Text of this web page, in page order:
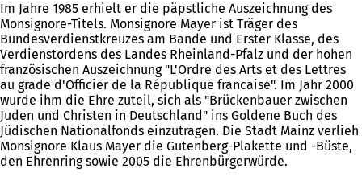
Im Jahre 1985 erhielt er die päpstliche Auszeichnung des
Monsignore-Titels. Monsignore Mayer ist Träger des
Bundesverdienstkreuzes am Bande und Erster Klasse, des
Verdienstordens des Landes Rheinland-Pfalz und der hohen
französischen Auszeichnung "L'Ordre des Arts et des Lettres
au grade d'Officier de la République francaise". Im Jahr 2000
wurde ihm die Ehre zuteil, sich als "Brückenbauer zwischen
Juden und Christen in Deutschland" ins Goldene Buch des
Jüdischen Nationalfonds einzutragen. Die Stadt Mainz verlieh
Monsignore Klaus Mayer die Gutenberg-Plakette und -Büste,
den Ehrenring sowie 2005 die Ehrenbürgerwürde.